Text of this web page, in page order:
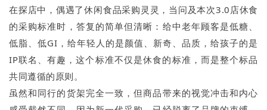
在探店中，偶遇了休闲食品采购灵灵，当问及本次3.0店休食
的采购标准时，答复的简单但清晰：给中老年顾客是低糖、
低脂、低GI，给年轻人的是颜值、新奇、品质，给孩子的是
IP联名、有趣，这个标准不仅是休食的标准，而是整个标品
共同遵循的原则。
虽然和同行的货架完全一致，但商品带来的视觉冲击和内心